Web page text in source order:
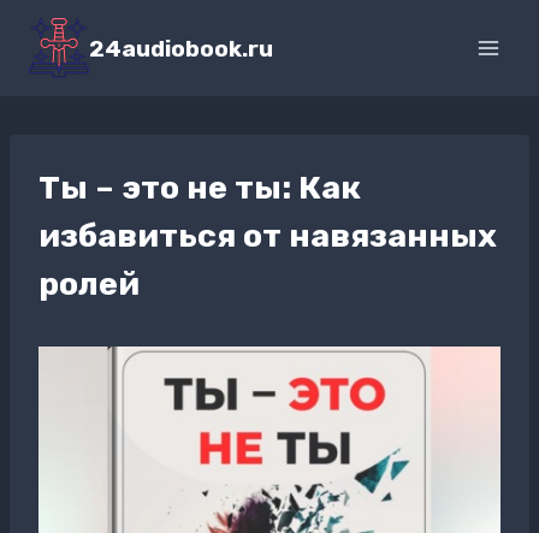
Перейти
содержимому
24audiobook.ru
Ты – это не ты: Как
избавиться от навязанных
ролей